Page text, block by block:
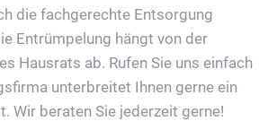
die fachgerechte Entsorgung
Entrümpelung hängt von der
Hausrats ab. Rufen Sie uns einfach
unterbreitet Ihnen gerne ein
Wir beraten Sie jederzeit gerne!